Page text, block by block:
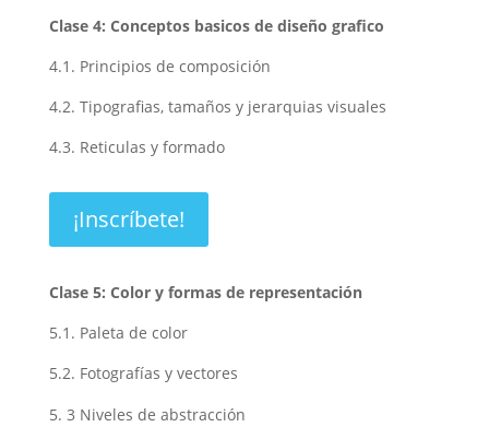
Clase 4: Conceptos basicos de diseño grafico
4.1. Principios de composición
4.2. Tipografias, tamaños y jerarquias visuales
4.3. Reticulas y formado
¡Inscríbete!
Clase 5: Color y formas de representación
5.1. Paleta de color
5.2. Fotografías y vectores
3 Niveles de abstracción